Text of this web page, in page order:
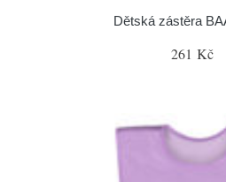
Dětská zástěra
261 Kč